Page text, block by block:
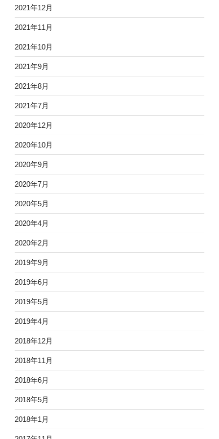
2021年12月
2021年11月
2021年10月
2021年9月
2021年8月
2021年7月
2020年12月
2020年10月
2020年9月
2020年7月
2020年5月
2020年4月
2020年2月
2019年9月
2019年6月
2019年5月
2019年4月
2018年12月
2018年11月
2018年6月
2018年5月
2018年1月